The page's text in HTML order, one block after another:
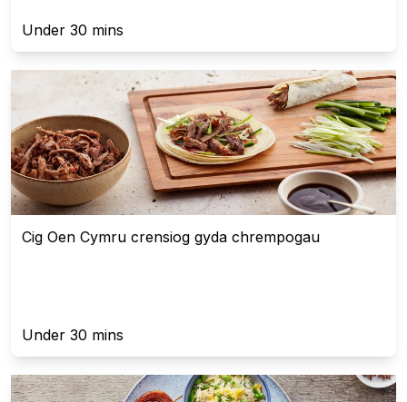
Under 30 mins
Cig Oen Cymru crensiog gyda chrempogau
Under 30 mins